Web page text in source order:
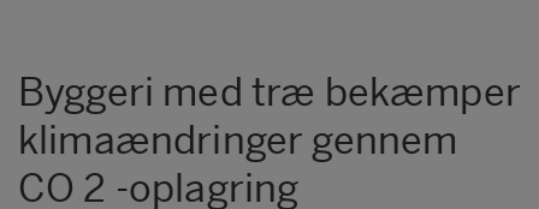
Byggeri med træ bekæmper
klimaændringer gennem
CO 2 -oplagring